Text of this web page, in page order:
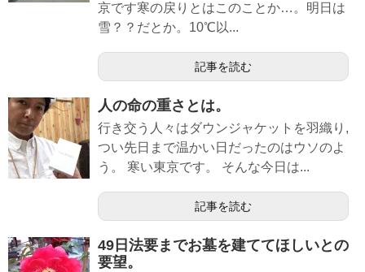
京です寒の戻りとはこのことか…。明日は
雪？？だとか。10℃以...
記事を読む
人の命の重さとは。
行き交う人々はダウンジャケットを羽織り,
つい先日まで温かい日だったのはウソのよ
う。 寒い東京です。 そんな今日は...
記事を読む
49日法要までお墓を建ててほしいとの
要望。